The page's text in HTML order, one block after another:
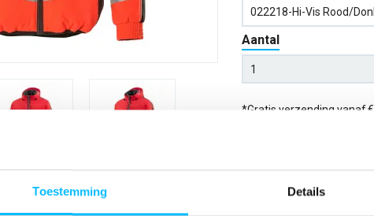
Toestemming Details
022218-Hi-Vis Rood/
Aantal
*Gratis verzending vanaf